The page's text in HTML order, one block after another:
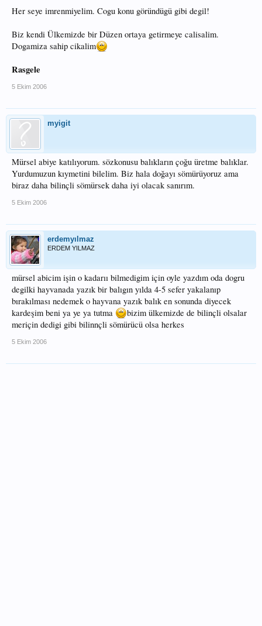
Her seye imrenmiyelim. Cogu konu göründügü gibi degil!
Biz kendi Ülkemizde bir Düzen ortaya getirmeye calisalim.
Dogamiza sahip cikalim
Rasgele
5 Ekim 2006
myigit
Mürsel abiye katılıyorum. sözkonusu balıkların çoğu üretme balıklar.
Yurdumuzun kıymetini bilelim. Biz hala doğayı sömürüyoruz ama
biraz daha bilinçli sömürsek daha iyi olacak sanırım.
5 Ekim 2006
erdemyılmaz
ERDEM YILMAZ
mürsel abicim işin o kadarıı bilmedigim için oyle yazdım oda dogru
degilki hayvanada yazık bir balıgın yılda 4-5 sefer yakalanıp
bırakılması nedemek o hayvana yazık balık en sonunda diyecek
kardeşim beni ya ye ya tutma
bizim ülkemizde de bilinçli olsalar
meriçin dedigi gibi bilinnçli sömürücü olsa herkes
5 Ekim 2006